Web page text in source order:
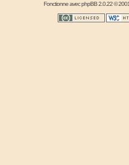
Fonctionne avecphpBB2.0.22 ©